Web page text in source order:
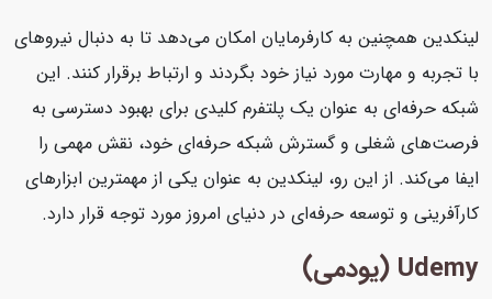
لینکدین همچنین به کارفرمایان امکان می‌دهد تا به دنبال نیروهای
با تجربه و مهارت مورد نیاز خود بگردند و ارتباط برقرار کنند. این
شبکه حرفه‌ای به عنوان یک پلتفرم کلیدی برای بهبود دسترسی به
فرصت‌های شغلی و گسترش شبکه حرفه‌ای خود، نقش مهمی را
ایفا می‌کند. از این رو، لینکدین به عنوان یکی از مهمترین ابزارهای
کارآفرینی و توسعه حرفه‌ای در دنیای امروز مورد توجه قرار دارد.
Udemy (یودمی)